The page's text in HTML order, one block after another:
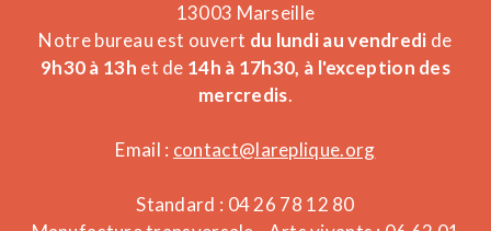
13003 Marseille
Notre bureau est ouvert du lundi au vendredi de
9h30 à 13h et de 14h à 17h30, à l'exception des
mercredis.
Email : contact@lareplique.org
Standard : 04 26 78 12 80